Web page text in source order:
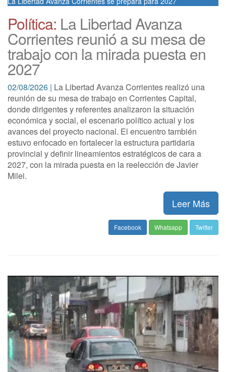
Política: La Libertad Avanza
Corrientes reunió a su mesa de
trabajo con la mirada puesta en
2027
02/08/2026 | La Libertad Avanza Corrientes realizó una
reunión de su mesa de trabajo en Corrientes Capital,
donde dirigentes y referentes analizaron la situación
económica y social, el escenario político actual y los
avances del proyecto nacional. El encuentro también
estuvo enfocado en fortalecer la estructura partidaria
provincial y definir lineamientos estratégicos de cara a
2027, con la mirada puesta en la reelección de Javier
Milei.
Leer Más
Facebook Whatsapp Twitter